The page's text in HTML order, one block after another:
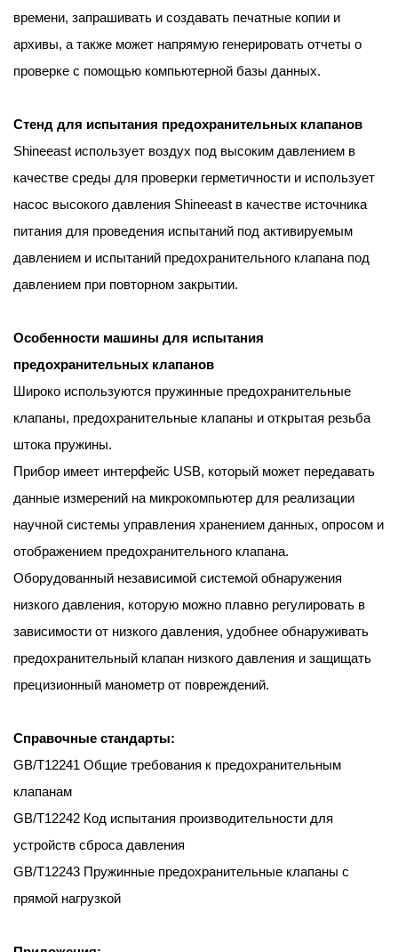
времени, запрашивать и создавать печатные копии и
архивы, а также может напрямую генерировать отчеты о
проверке с помощью компьютерной базы данных.
Стенд для испытания предохранительных клапанов
Shineeast использует воздух под высоким давлением в
качестве среды для проверки герметичности и использует
насос высокого давления Shineeast в качестве источника
питания для проведения испытаний под активируемым
давлением и испытаний предохранительного клапана под
давлением при повторном закрытии.
Особенности машины для испытания
предохранительных клапанов
Широко используются пружинные предохранительные
клапаны, предохранительные клапаны и открытая резьба
штока пружины.
Прибор имеет интерфейс USB, который может передавать
данные измерений на микрокомпьютер для реализации
научной системы управления хранением данных, опросом и
отображением предохранительного клапана.
Оборудованный независимой системой обнаружения
низкого давления, которую можно плавно регулировать в
зависимости от низкого давления, удобнее обнаруживать
предохранительный клапан низкого давления и защищать
прецизионный манометр от повреждений.
Справочные стандарты:
GB/T12241 Общие требования к предохранительным
клапанам
GB/T12242 Код испытания производительности для
устройств сброса давления
GB/T12243 Пружинные предохранительные клапаны с
прямой нагрузкой